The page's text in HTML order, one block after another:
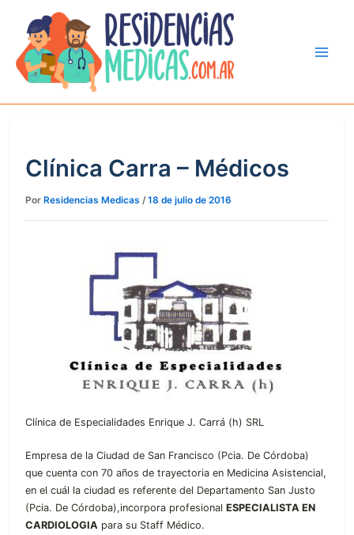
contenido
Clínica Carra – Médicos
Por Residencias Medicas /18 de julio de 2016
Clínica de Especialidades Enrique J. Carrá (h) SRL
Empresa de la Ciudad de San Francisco (Pcia. De Córdoba)
que cuenta con 70 años de trayectoria en Medicina Asistencial,
en el cuál la ciudad es referente del Departamento San Justo
(Pcia. De Córdoba),incorpora profesional ESPECIALISTA EN
CARDIOLOGIA para su Staff Médico.